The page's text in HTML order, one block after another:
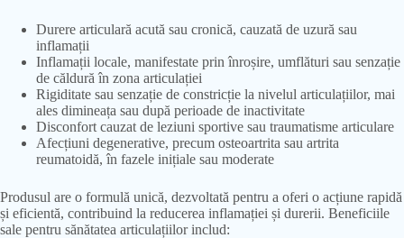
Durere articulară acută sau cronică, cauzată de uzură sau
inflamații
Inflamații locale, manifestate prin înroșire, umflături sau senzație
de căldură în zona articulației
Rigiditate sau senzație de constricție la nivelul articulațiilor, mai
ales dimineața sau după perioade de inactivitate
Disconfort cauzat de leziuni sportive sau traumatisme articulare
Afecțiuni degenerative, precum osteoartrita sau artrita
reumatoidă, în fazele inițiale sau moderate
Produsul are o formulă unică, dezvoltată pentru a oferi o acțiune rapidă
și eficientă, contribuind la reducerea inflamației și durerii. Beneficiile
sale pentru sănătatea articulațiilor includ: